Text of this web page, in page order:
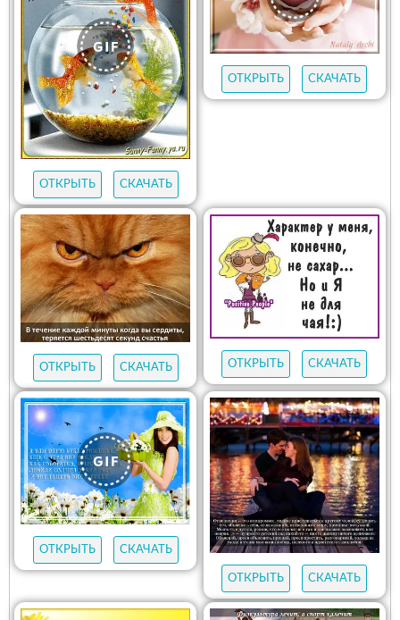
ОТКРЫТЬ СКАЧАТЬ
ОТКРЫТЬ СКАЧАТЬ
ОТКРЫТЬ СКАЧАТЬ ОТКРЫТЬ СКАЧАТЬ
ОТКРЫТЬ СКАЧАТЬ
ОТКРЫТЬ СКАЧАТЬ